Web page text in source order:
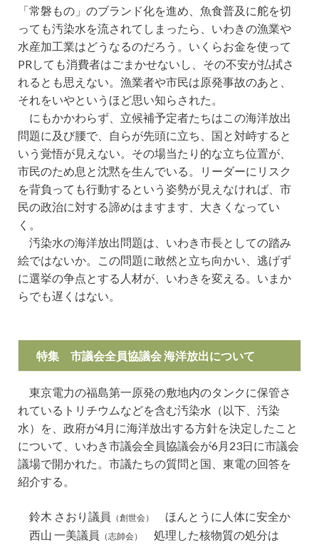
「常磐もの」のブランド化を進め、魚食普及に舵を切
っても汚染水を流されてしまったら、いわきの漁業や
水産加工業はどうなるのだろう。いくらお金を使って
PRしても消費者はごまかせないし、その不安が払拭さ
れるとも思えない。漁業者や市民は原発事故のあと、
それをいやというほど思い知らされた。
にもかかわらず、立候補予定者たちはこの海洋放出
問題に及び腰で、自らが先頭に立ち、国と対峙すると
いう覚悟が見えない。その場当たり的な立ち位置が、
市民のため息と沈黙を生んでいる。リーダーにリスク
を背負っても行動するという姿勢が見えなければ、市
民の政治に対する諦めはますます、大きくなってい
く。
汚染水の海洋放出問題は、いわき市長としての踏み
絵ではないか。この問題に敢然と立ち向かい、逃げず
に選挙の争点とする人材が、いわきを変える。いまか
らでも遅くはない。
特集 市議会全員協議会 海洋放出について
東京電力の福島第一原発の敷地内のタンクに保管さ
れているトリチウムなどを含む汚染水（以下、汚染
水）を、政府が4月に海洋放出する方針を決定したこと
について、いわき市議会全員協議会が6月23日に市議会
議場で開かれた。市議たちの質問と国、東電の回答を
紹介する。
鈴木 さおり議員 （創世会）
ほんとうに人体に安全か
西山 一美議員 （志帥会）
処理した核物質の処分は